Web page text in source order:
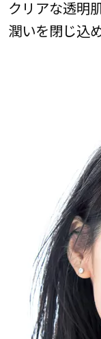
クリアな透明
潤いを閉じ込